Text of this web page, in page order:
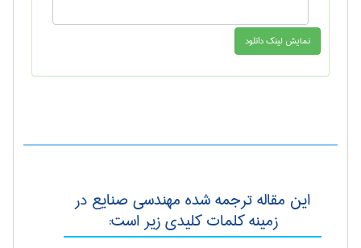
این مقاله ترجمه شده مهندسی صنايع در
زمینه کلمات کلیدی زیر است: